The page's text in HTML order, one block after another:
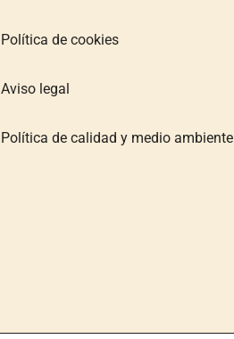
Política de cookies
Aviso legal
Política de calidad y medio ambiente